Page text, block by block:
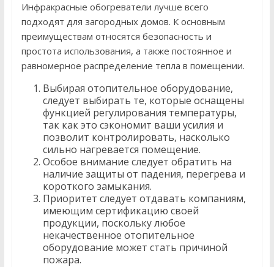
Инфракрасные обогреватели лучше всего
подходят для загородных домов. К основным
преимуществам относятся безопасность и
простота использования, а также постоянное и
равномерное распределение тепла в помещении.
Выбирая отопительное оборудование,
следует выбирать те, которые оснащены
функцией регулирования температуры,
так как это сэкономит ваши усилия и
позволит контролировать, насколько
сильно нагревается помещение.
Особое внимание следует обратить на
наличие защиты от падения, перегрева и
короткого замыкания.
Приоритет следует отдавать компаниям,
имеющим сертификацию своей
продукции, поскольку любое
некачественное отопительное
оборудование может стать причиной
пожара.